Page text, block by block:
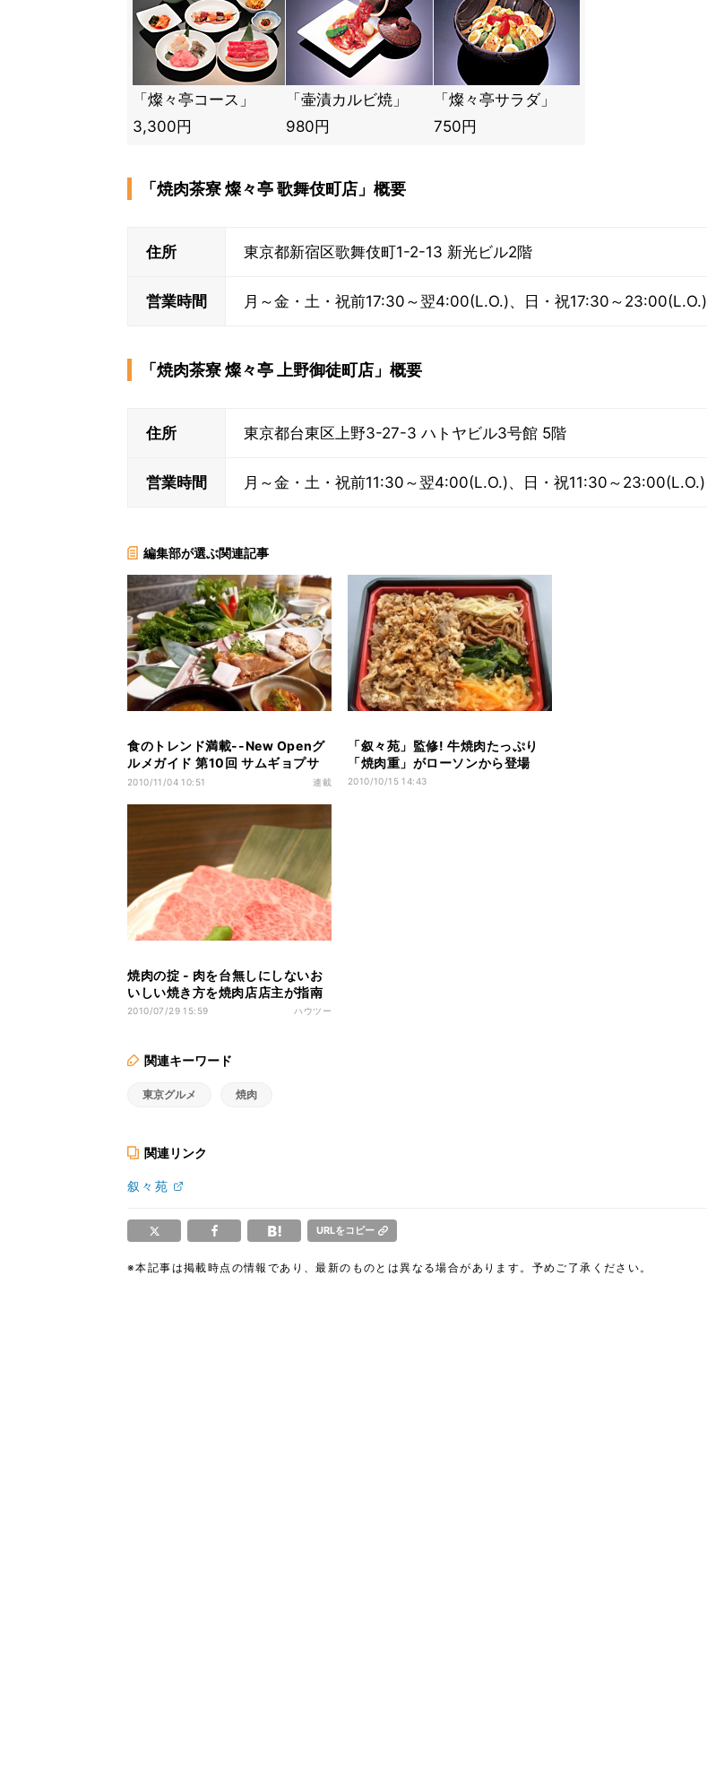
「燦々亭コース」
3,300円
「壷漬カルビ焼」
980円
「燦々亭サラダ」
750円
「焼肉茶寮 燦々亭 歌舞伎町店」概要
住所 東京都新宿区歌舞伎町1-2-13 新光ビル2階
営業時間 月～金・土・祝前17:30～翌4:00(L.O.)、日・祝17:30～23:00(L.O.)
「焼肉茶寮 燦々亭 上野御徒町店」概要
住所 東京都台東区上野3-27-3 ハトヤビル3号館 5階
営業時間 月～金・土・祝前11:30～翌4:00(L.O.)、日・祝11:30～23:00(L.O.)
編集部が選ぶ関連記事
食のトレンド満載--New Openグ
ルメガイド 第10回 サムギョプサ
ル&食べ放題野菜20種! 本場韓国
2010/11/04 10:51 連載
「叙々苑」監修! 牛焼肉たっぷり
「焼肉重」がローソンから登場
2010/10/15 14:43
焼肉の掟 - 肉を台無しにしないお
いしい焼き方を焼肉店店主が指南
2010/07/29 15:59 ハウツー
関連キーワード
東京グルメ 焼肉
関連リンク
叙々苑
URLをコピー
※本記事は掲載時点の情報であり、最新のものとは異なる場合があります。予めご了承ください。